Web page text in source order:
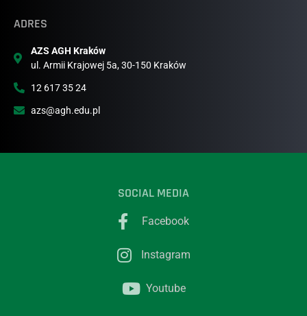
ADRES
AZS AGH Kraków
ul. Armii Krajowej 5a, 30-150 Kraków
12 617 35 24
azs@agh.edu.pl
SOCIAL MEDIA
Facebook
Instagram
Youtube